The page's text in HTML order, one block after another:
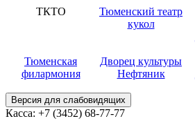
ТКТО
Тюменский театр
кукол
Тюменская
филармония
Дворец культуры
Нефтяник
Версия для слабовидящих
Касса: +7 (3452) 68-77-77